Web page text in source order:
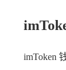
imToken